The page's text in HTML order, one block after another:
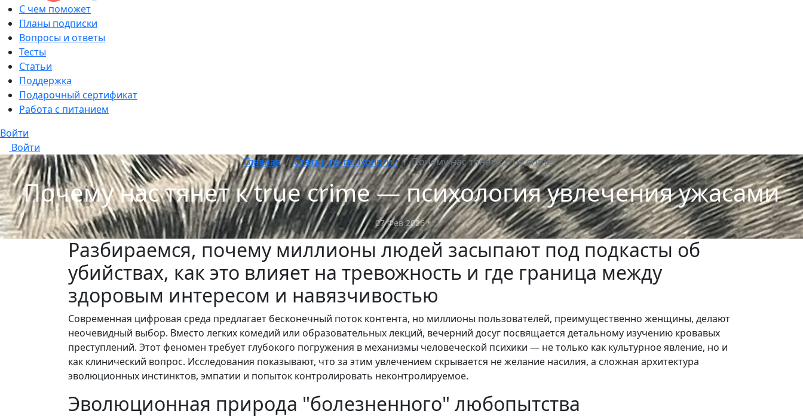
С чем поможет
Планы подписки
Вопросы и ответы
Тесты
Статьи
Поддержка
Подарочный сертификат
Работа с питанием
Войти
Войти
Главная
Статьи по психологии Почему нас тянет к true crime…
Почему нас тянет к true crime — психология увлечения ужасами
07 Фев 2026•
Разбираемся, почему миллионы людей засыпают под подкасты об
убийствах, как это влияет на тревожность и где граница между
здоровым интересом и навязчивостью
Современная цифровая среда предлагает бесконечный поток контента, но миллионы пользователей, преимущественно женщины, делают
неочевидный выбор. Вместо легких комедий или образовательных лекций, вечерний досуг посвящается детальному изучению кровавых
преступлений. Этот феномен требует глубокого погружения в механизмы человеческой психики — не только как культурное явление, но и
как клинический вопрос. Исследования показывают, что за этим увлечением скрывается не желание насилия, а сложная архитектура
эволюционных инстинктов, эмпатии и попыток контролировать неконтролируемое.
Эволюционная природа "болезненного" любопытства